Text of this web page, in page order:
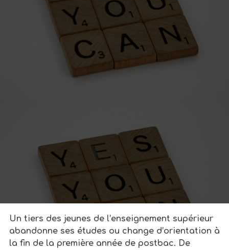
Un tiers des jeunes de l’enseignement supérieur
abandonne ses études ou change d’orientation à
la fin de la première année de postbac. De